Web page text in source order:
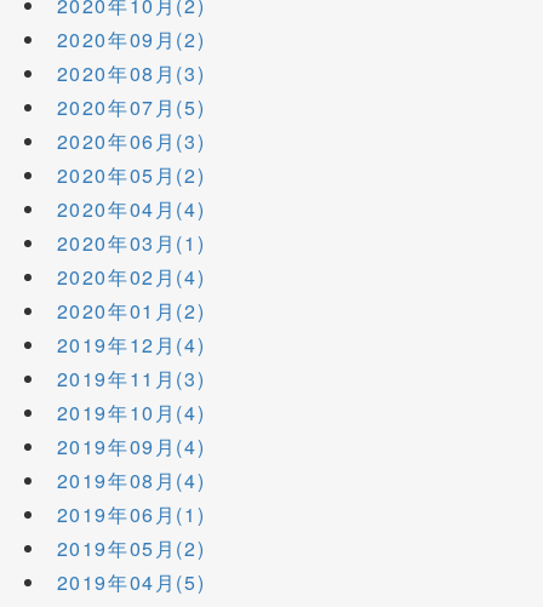
2020年09月(2)
2020年08月(3)
2020年07月(5)
2020年06月(3)
2020年05月(2)
2020年04月(4)
2020年03月(1)
2020年02月(4)
2020年01月(2)
2019年12月(4)
2019年11月(3)
2019年10月(4)
2019年09月(4)
2019年08月(4)
2019年06月(1)
2019年05月(2)
2019年04月(5)